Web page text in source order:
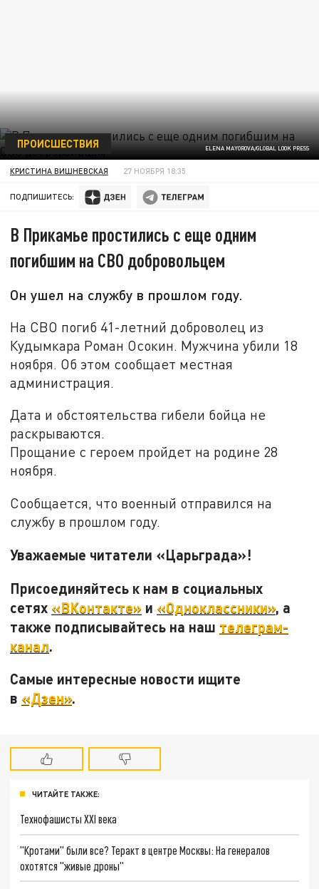
ELENA MAYOROVA/GLOBAL LOOK PRESS
ПРОИСШЕСТВИЯ
КРИСТИНА ВИШНЕВСКАЯ 27 НОЯБРЯ 18:35
ПОДПИШИТЕСЬ:
В Прикамье простились с еще одним
погибшим на СВО добровольцем
Он ушел на службу в прошлом году.
На СВО погиб 41-летний доброволец из
Кудымкара Роман Осокин. Мужчина убили 18
ноября. Об этом сообщает местная
администрация.
Дата и обстоятельства гибели бойца не
раскрываются.
Прощание с героем пройдет на родине 28
ноября.
Сообщается, что военный отправился на
службу в прошлом году.
Уважаемые читатели «Царьграда»!
Присоединяйтесь к нам в социальных
сетях «ВКонтакте» и «Одноклассники», а
также подписывайтесь на наш телеграм-
канал.
Самые интересные новости ищите
в «Дзен».
ЧИТАЙТЕ ТАКЖЕ:
Технофашисты XXI века
"Кротами" были все? Теракт в центре Москвы: На генералов
охотятся "живые дроны"